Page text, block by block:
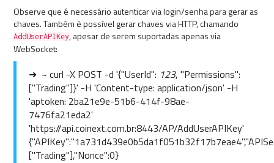
Observe que é necessário autenticar via login/senha para gerar as
chaves. Também é possível gerar chaves via HTTP, chamando
AddUserAPIKey, apesar de serem suportadas apenas via
WebSocket:
➜ ~ curl -X POST -d '{"UserId": 123, "Permissions":
["Trading"]}' -H 'Content-type: application/json' -H
'aptoken: 2ba21e9e-51b6-414f-98ae-
7476fa21eda2'
'https://api.coinext.com.br:8443/AP/AddUserAPIKey'
["Trading"],"Nonce":0}